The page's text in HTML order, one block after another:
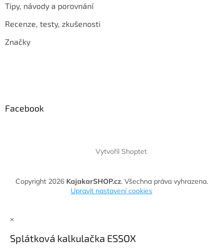
Tipy, návody a porovnání
Recenze, testy, zkušenosti
Značky
Facebook
Vytvořil Shoptet
Copyright 2026 KajakarSHOP.cz. Všechna práva vyhrazena.
Upravit nastavení cookies
×
Splátková kalkulačka ESSOX